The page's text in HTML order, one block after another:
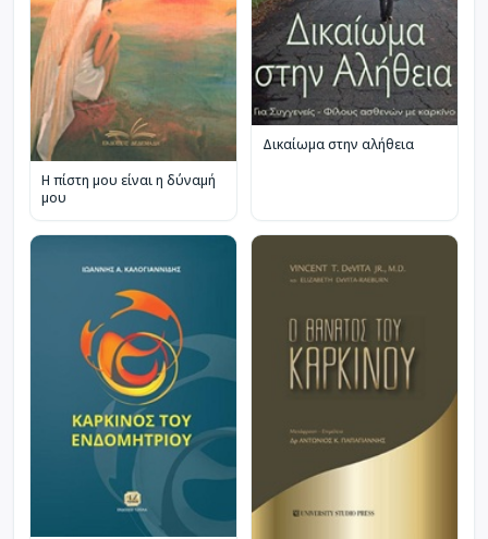
Η πίστη μου είναι η δύναμή
μου
Δικαίωμα στην αλήθεια